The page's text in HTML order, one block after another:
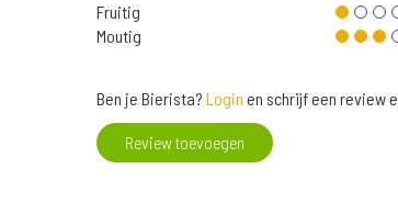
Fruitig
Moutig
Ben je Bierista? Login en schrijf een review
Review toevoegen